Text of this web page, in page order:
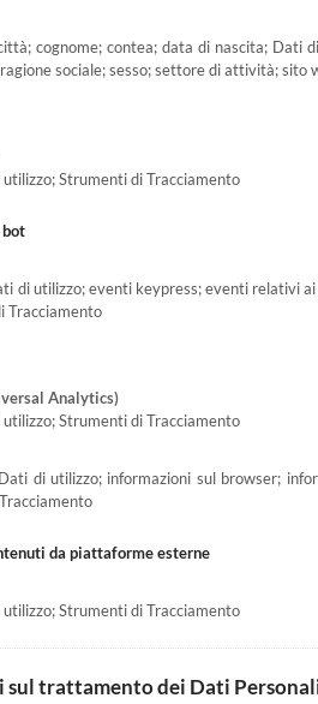
cognome; contea; data di nascita; Dati
sociale; sesso; settore di attività;
Strumenti di Tracciamento
bot
di utilizzo; eventi keypress; eventi relativi
Tracciamento
Analytics)
Strumenti di Tracciamento
di utilizzo; informazioni sul browser;
da piattaforme esterne
Strumenti di Tracciamento
trattamento dei Dati